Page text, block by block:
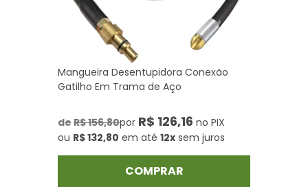
Mangueira Desentupidora Conexão
Gatilho Em Trama de Aço
de R$ 156,80por R$ 126,16 no PIX
ou R$ 132,80 em até 12x sem juros
COMPRAR